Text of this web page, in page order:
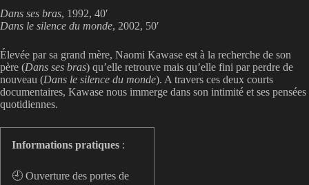
Dans ses bras, 1992, 40′
Dans le silence du monde, 2002, 50′
Élevée par sa grand mère, Naomi Kawase est à la recherche de son
père (Dans ses bras) qu’elle retrouve mais qu’elle fini par perdre de
nouveau (Dans le silence du monde). A travers ces deux courts
documentaires, Kawase nous immerge dans son intimité et ses pensées
quotidiennes.
Informations pratiques :
🕘 Ouverture des portes de